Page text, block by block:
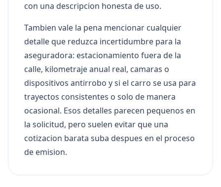
con una descripcion honesta de uso.
Tambien vale la pena mencionar cualquier
detalle que reduzca incertidumbre para la
aseguradora: estacionamiento fuera de la
calle, kilometraje anual real, camaras o
dispositivos antirrobo y si el carro se usa para
trayectos consistentes o solo de manera
ocasional. Esos detalles parecen pequenos en
la solicitud, pero suelen evitar que una
cotizacion barata suba despues en el proceso
de emision.